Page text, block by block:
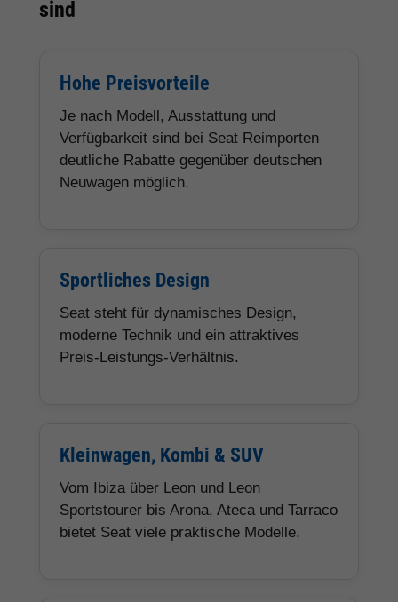
sind
Hohe Preisvorteile
Je nach Modell, Ausstattung und
Verfügbarkeit sind bei Seat Reimporten
deutliche Rabatte gegenüber deutschen
Neuwagen möglich.
Sportliches Design
Seat steht für dynamisches Design,
moderne Technik und ein attraktives
Preis-Leistungs-Verhältnis.
Kleinwagen, Kombi & SUV
Vom Ibiza über Leon und Leon
Sportstourer bis Arona, Ateca und Tarraco
bietet Seat viele praktische Modelle.